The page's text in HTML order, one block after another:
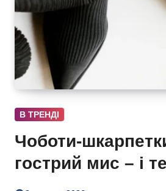
В ТРЕНДІ
Чоботи-
гострий мис – і
хочеться